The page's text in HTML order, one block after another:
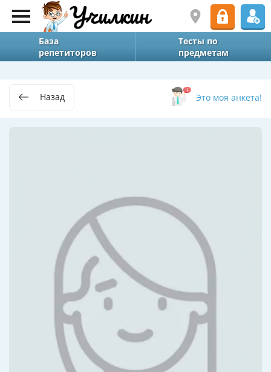
База
репетиторов
Тесты по
предметам
Назад Это моя анкета!